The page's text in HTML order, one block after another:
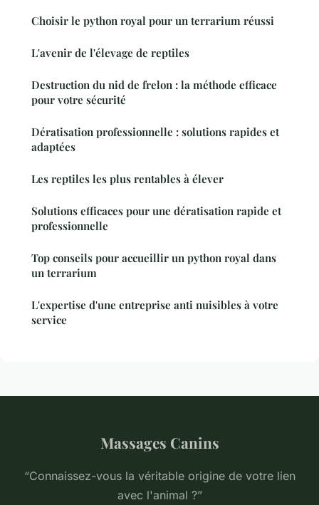
Choisir le python royal pour un terrarium réussi
L'avenir de l'élevage de reptiles
Destruction du nid de frelon : la méthode efficace
pour votre sécurité
Dératisation professionnelle : solutions rapides et
adaptées
Les reptiles les plus rentables à élever
Solutions efficaces pour une dératisation rapide et
professionnelle
Top conseils pour accueillir un python royal dans
un terrarium
L'expertise d'une entreprise anti nuisibles à votre
service
Massages Canins
“Connaissez-vous la véritable origine de votre lien
avec l'animal ?”